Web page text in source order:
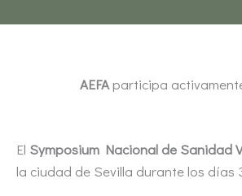
AEFAparticipa
El Symposium Nacional de Sanidad
la ciudad de Sevilla durante los días